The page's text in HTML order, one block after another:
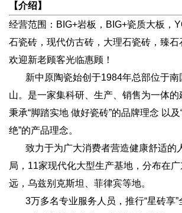
【介绍】
经营范围：BIG+岩板，BIG+瓷质大板，
石瓷砖，现代仿古砖，大理石瓷砖，臻石
欢迎新老顾客光临惠顾！
新中原陶瓷始创于1984年总部位于南
山。是一家集科研、生产、销售为一体的
秉承“脚踏实地 做好瓷砖”的品牌理念 以
绝”的产品理念。
致力于为广大消费者营造健康舒适的
局，11家现代化大型生产基地，分布在
远，乌兹别克斯坦、菲律宾等地。
3万多名专业服务人员，推行“星砖享”